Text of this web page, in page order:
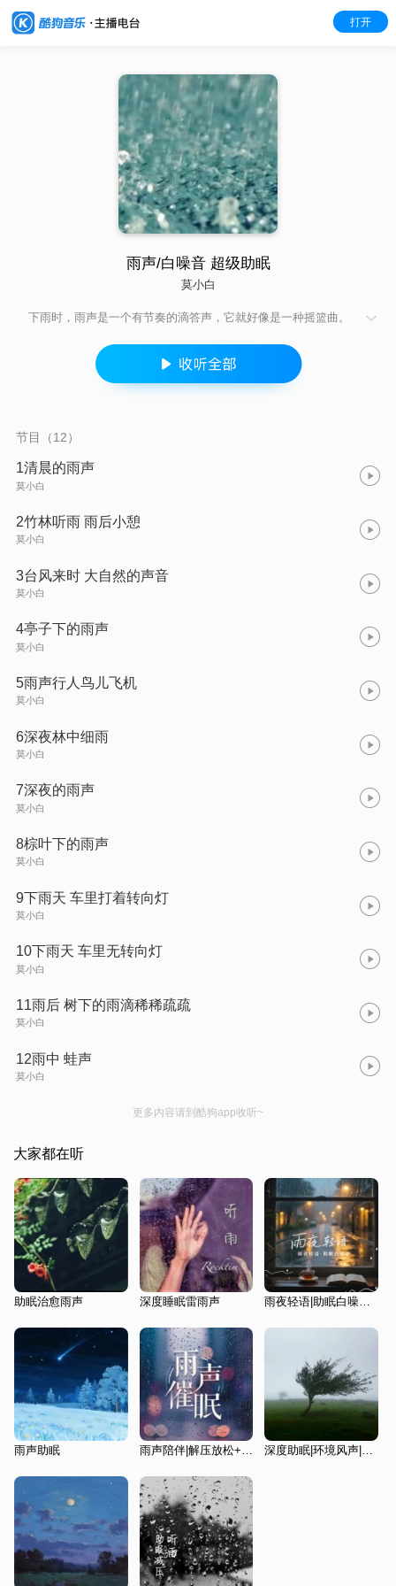
打开
雨声/白噪音 超级助眠
莫小白
下雨时，雨声是一个有节奏的滴答声，它就好像是一种摇篮曲。
下人们很容易入睡。
节目（12）
1清晨的雨声
莫小白
2竹林听雨 雨后小憩
莫小白
3台风来时 大自然的声音
莫小白
4亭子下的雨声
莫小白
5雨声行人鸟儿飞机
莫小白
6深夜林中细雨
莫小白
7深夜的雨声
莫小白
8棕叶下的雨声
莫小白
9下雨天 车里打着转向灯
莫小白
10下雨天 车里无转向灯
莫小白
11雨后 树下的雨滴稀稀疏疏
莫小白
12雨中 蛙声
莫小白
更多内容请到酷狗app收听~
大家都在听
助眠治愈雨声 深度睡眠雷雨声
雨声助眠 雨声陪伴|解压放松+深度睡眠 深度助眠|环境风声|大自然声音|白噪音